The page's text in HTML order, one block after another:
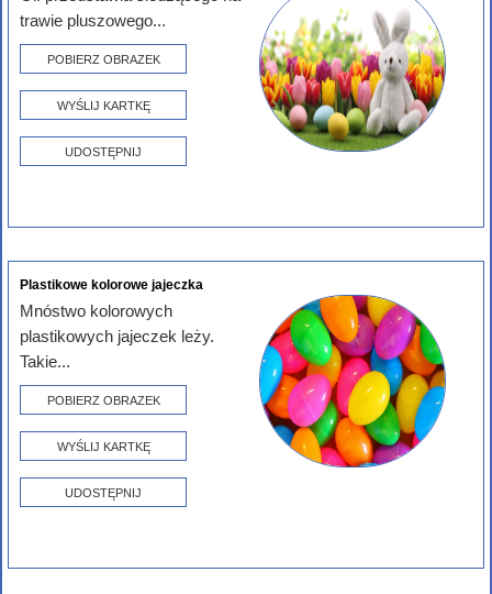
trawie pluszowego...
POBIERZ OBRAZEK
WYŚLIJ KARTKĘ
UDOSTĘPNIJ
Plastikowe kolorowe jajeczka
Mnóstwo kolorowych
plastikowych jajeczek leży.
Takie...
POBIERZ OBRAZEK
WYŚLIJ KARTKĘ
UDOSTĘPNIJ